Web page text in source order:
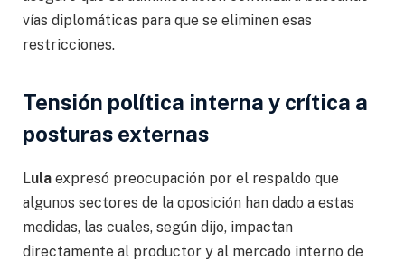
vías diplomáticas para que se eliminen esas
restricciones.
Tensión política interna y crítica a
posturas externas
Lula expresó preocupación por el respaldo que
algunos sectores de la oposición han dado a estas
medidas, las cuales, según dijo, impactan
directamente al productor y al mercado interno de